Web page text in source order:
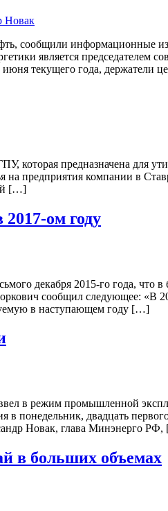
сообщили информационные
является председателем
июня текущего года, держатели
которая предназначена для
предприятия компании в
[…]
ом году
декабря 2015-го года, что в
сообщил следующее: «В
в наступающем году […]
в режим промышленной
понедельник, двадцать
Новак, глава Минэнерго
в больших объемах